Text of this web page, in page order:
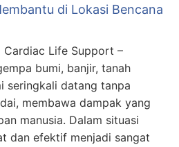
di Lokasi Bencana
Cardiac Life Support –
bumi, banjir, tanah
seringkali datang tanpa
membawa dampak yang
manusia. Dalam situasi
dan efektif menjadi sangat